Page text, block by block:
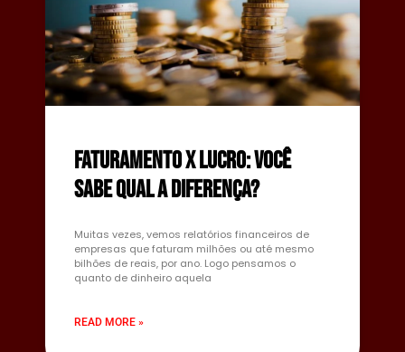
Faturamento x lucro: você
sabe qual a diferença?
Muitas vezes, vemos relatórios financeiros de
empresas que faturam milhões ou até mesmo
bilhões de reais, por ano. Logo pensamos o
quanto de dinheiro aquela
READ MORE »